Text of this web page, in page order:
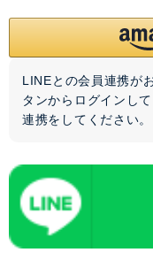
LINEとの会員連携が
タンからログインし
連携をしてください。